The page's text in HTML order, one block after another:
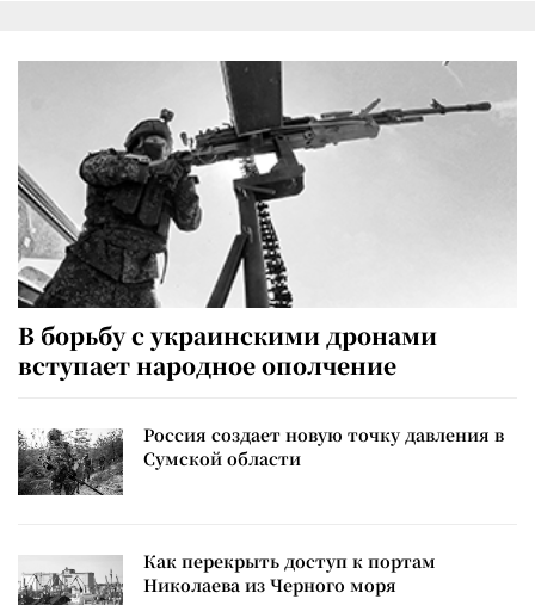
В борьбу с украинскими дронами
вступает народное ополчение
Россия создает новую точку давления в
Сумской области
Как перекрыть доступ к портам
Николаева из Черного моря